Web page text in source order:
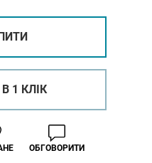
1 КЛІК
ОБГОВОРИТИ